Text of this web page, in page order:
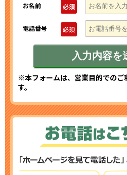
お名前 必須
電話番号 必須
※本フォームは、営業目的でのご
す。